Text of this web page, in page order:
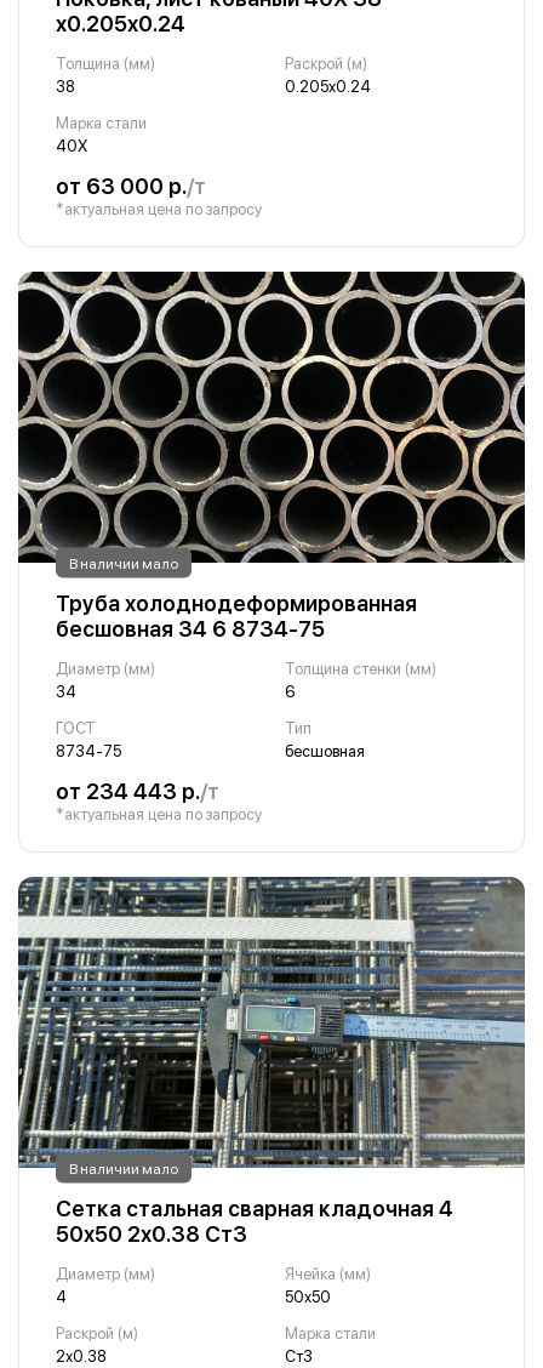
х0.205х0.24
Толщина (мм)
38
Раскрой (м)
0.205х0.24
Марка стали
40Х
от 63 000 р./т
*актуальная цена по запросу
В наличии мало
Труба холоднодеформированная
бесшовная 34 6 8734-75
Диаметр (мм)
34
Толщина стенки (мм)
6
ГОСТ
8734-75
Тип
бесшовная
от 234 443 р./т
*актуальная цена по запросу
В наличии мало
Сетка стальная сварная кладочная 4
50х50 2х0.38 Ст3
Диаметр (мм)
4
Ячейка (мм)
50х50
Раскрой (м)
2х0.38
Марка стали
Ст3